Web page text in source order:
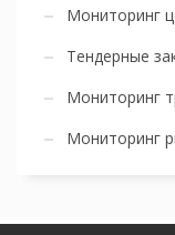
Мониторинг
Тендерные
Мониторинг
Мониторинг